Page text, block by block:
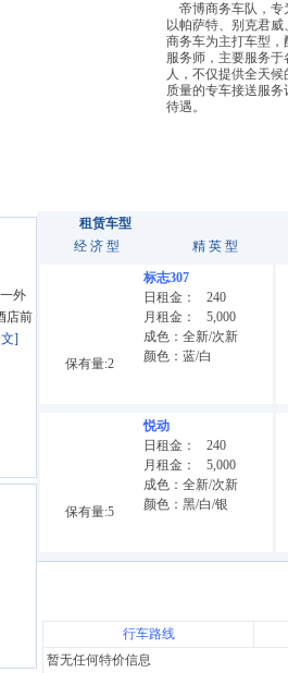
帝博商务车队，专
以帕萨特、别克君
商务车为主打车型
服务师，主要服务
人，不仅提供全天
质量的专车接送服
待遇。
外
店前
]
租赁车型
经 济 型
精 英 型
保有量:2
标志307
日租金：
240
月租金：
5,000
成色：全新/次新
颜色：蓝/白
保有量:5
悦动
日租金：
240
月租金：
5,000
成色：全新/次新
颜色：黑/白/银
行车路线
暂无任何特价信息